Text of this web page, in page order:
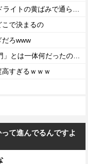
で決まるの
だろwww
高すぎるｗｗｗ
て進んでるんですよ